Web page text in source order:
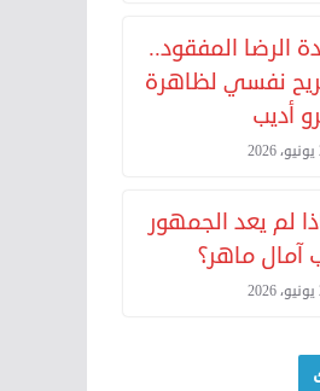
الرضا المفقود..
نفسي لظاهرة
أديب
لم يعد الجمهور
آمال ماهر؟